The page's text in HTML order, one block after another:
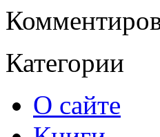
Категории
О сайте